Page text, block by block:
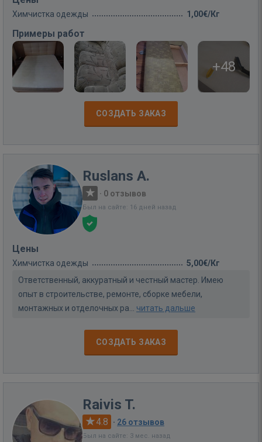
Химчистка одежды 1,00€/Кг
Примеры работ
+48
СОЗДАТЬ ЗАКАЗ
Ruslans A.
· 0 отзывов
Был на сайте: 16 дней назад
Цены
Химчистка одежды
5,00€/Кг
Ответственный, аккуратный и честный мастер. Имею
опыт в строительстве, ремонте, сборке мебели,
монтажных и отделочных ра... читать дальше
СОЗДАТЬ ЗАКАЗ
Raivis T.
4.8 · 26 отзывов
Был на сайте: 3 мес. назад